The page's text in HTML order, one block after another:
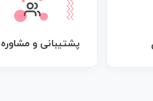
پشتیبانی و